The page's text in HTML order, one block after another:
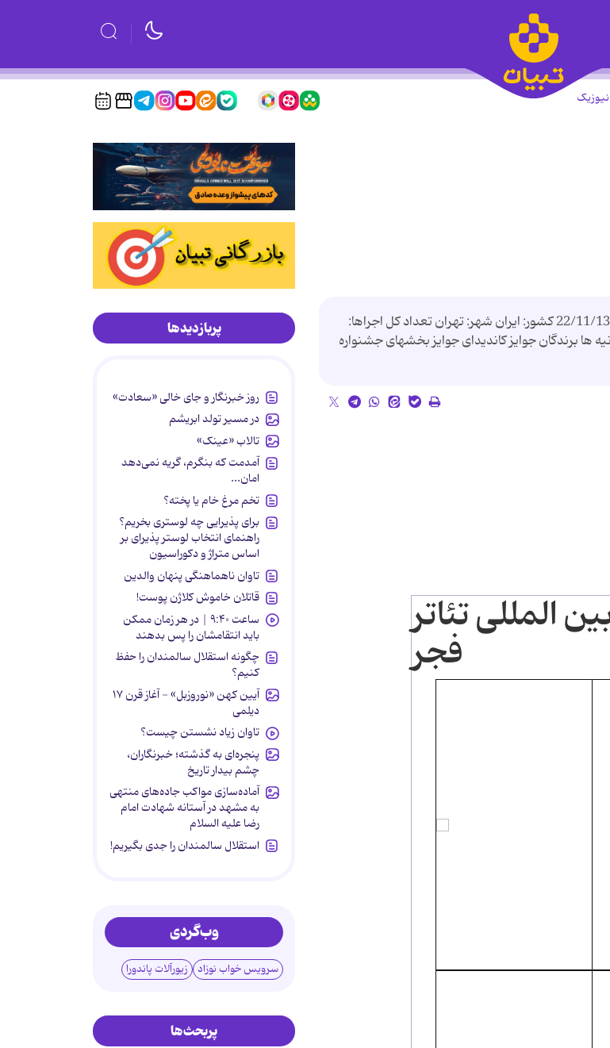
نیوزیک
فجر موضوع جشنواره: فجر تاریخ شروع: 12/11/1365 تاریخ خاتمه: 22/11/1365 کشور: ایران شهر: تهران تعداد کل اجراها:
شرکت کننده بیانیه ها برندگان جوایز کاندیدای جوایز بخشهای جشنواره
المللی تئاتر
فجر
پربازدیدها
روز خبرنگار و جای خالی «سعادت»
در مسیر تولد ابریشم
تالاب «عینک»
آمدمت که بنگرم، گریه نمی‌دهد
امان...
تخم مرغ خام یا پخته؟
برای پذیرایی چه لوستری بخریم؟
راهنمای انتخاب لوستر پذیرای بر
اساس متراژ و دکوراسیون
تاوان ناهماهنگی پنهان والدین
قاتلان خاموش کلاژن پوست!
ساعت ۹:۴۰ | در هر زمان ممکن
باید انتقامشان را پس بدهند
چگونه استقلال سالمندان را حفظ
کنیم؟
آیین کهن «نوروزبل» - آغاز قرن ۱۷
دیلمی
تاوان زیاد نشستن چیست؟
پنجره‌ای به گذشته؛ خبرنگاران،
چشم بیدار تاریخ
آماده‌سازی مواکب جاده‌های منتهی
به مشهد در آستانه شهادت امام
رضا علیه السلام
استقلال سالمندان را جدی بگیریم!
وب‌گردی
سرویس خواب نوزاد زیورآلات پاندورا
پربحث‌ها